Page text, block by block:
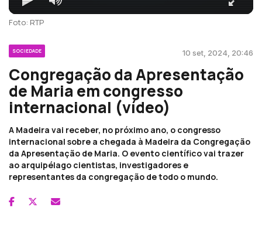
Foto: RTP
SOCIEDADE 10 set, 2024, 20:46
Congregação da Apresentação
de Maria em congresso
internacional (vídeo)
A Madeira vai receber, no próximo ano, o congresso
internacional sobre a chegada à Madeira da Congregação
da Apresentação de Maria. O evento científico vai trazer
ao arquipélago cientistas, investigadores e
representantes da congregação de todo o mundo.